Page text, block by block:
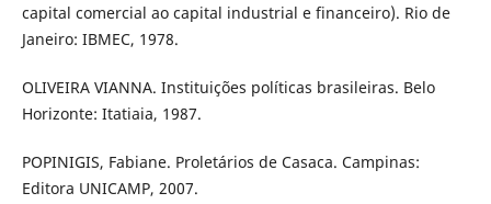
capital comercial ao capital industrial e financeiro). Rio de
Janeiro: IBMEC, 1978.
OLIVEIRA VIANNA. Instituições políticas brasileiras. Belo
Horizonte: Itatiaia, 1987.
POPINIGIS, Fabiane. Proletários de Casaca. Campinas:
Editora UNICAMP, 2007.